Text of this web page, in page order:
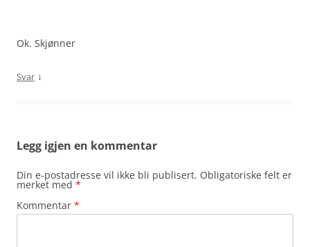
Ok. Skjønner
Svar ↓
Legg igjen en kommentar
Din e-postadresse vil ikke bli publisert. Obligatoriske felt er
merket med *
Kommentar *